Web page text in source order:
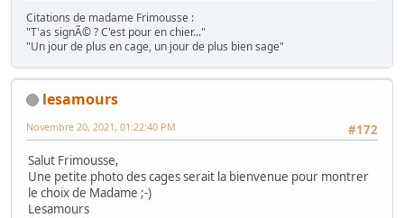
Citations de madame Frimousse :
"T'as signÃ© ? C'est pour en chier..."
"Un jour de plus en cage, un jour de plus bien sage"
lesamours
#172
Novembre 20, 2021, 01:22:40 PM
Salut Frimousse,
Une petite photo des cages serait la bienvenue pour montrer
le choix de Madame ;-)
Lesamours